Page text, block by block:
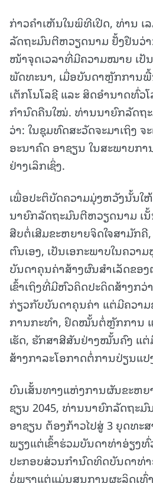
ກ່າວຄຳເຫັນໃນພິທີເປີດ, ທ່ານ ເ
ລັດຖະມົນຕີຫວຽດນາມ ຢັ້ງຢືນວ່
ໜ້າຈຸດເວລາທີ່ມີຄວາມໝາຍ ເປັ
ພັດທະນາ, ເມື່ອບັນດາຫຼັກການ
ເຕັກໂນໂລຊີ ແລະ ສິດອຳນາດທົ່ວ
ກຳນົດຄືນໃໝ່. ທ່ານນາຍົກລັດຖ
ວ່າ: ໃນຊຸມທົດສະວັດຈະມາເຖິງ
ອະນາຄົດ ອາຊຽນ ໃນສະພາບກ
ຢ່າງເລິກເຊິ່ງ.
ເພື່ອປະຕິບັດຄວາມມຸ່ງຫວັງນັ້ນໃ
ນາຍົກລັດຖະມົນຕີຫວຽດນາມ ເ
ສືບຕໍ່ເສີມຂະຫຍາຍຈິດໃຈສາມັກຄີ
ຕົນເອງ, ເປັນເອກະພາບໃນຄວ
ບັນດາຄຸນຄ່າສ້າງຜົນສຳເລັດຂອ
ເຂົ້າເຖິງທີ່ມີຫົວຄິດປະດິດສ້າງກ
ກ່ຽວກັບບັນດາຄຸນຄ່າ ແຕ່ມີຄວາ
ການກະທຳ, ຢຶດໝັ້ນຕໍ່ຫຼັກການ
ເຮັດ, ຮັກສາສີສັນຢ່າງໝັ້ນຄົງ ແຕ່
ສ້າງກາລະໂອກາດຕໍ່ການປ່ຽນແ
ບົນເສັ້ນທາງແຫ່ງການຜັນຂະຫຍ
ຊຽນ 2045, ທ່ານນາຍົກລັດຖະ
ອາຊຽນ ຕ້ອງກ້າວໄປສູ່ 3 ຍຸດທະ
ພຽງແຕ່ເຂົ້າຮ່ວມບັນດາທ່າອ່ຽງ
ປະກອບສ່ວນກຳນົດທິດບັນດາທ່າ
ບໍ່ພຽງແຕ່ແມ່ນສູນການຜະລິດເທົ່